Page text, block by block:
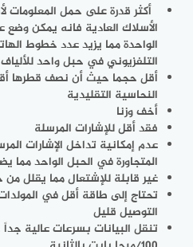
أكثر قدرة على حمل المعلومات
الأسلاك العادية فانه يمكن وضع
الواحدة مما يزيد عدد خطوط
التلفزيوني في حبل واحد
أقل حجما حيث أن نصف قطرها
النحاسية التقليدية
أخف وزنا
فقد أقل للإشارات المرسلة
عدم إمكانية تداخل الإشارات
المتجاورة في الحبل الواحد مما
غير قابلة للإشتعال مما يقلل من
تحتاج إلى طاقة أقل في
التوصيل قليل
تنقل البيانات بسرعات عالية